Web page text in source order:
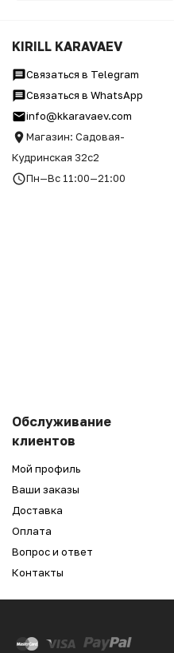
KIRILL KARAVAEV
Связаться в Telegram
Связаться в WhatsApp
info@kkaravaev.com
Магазин: Садовая-
Кудринская 32с2
Пн—Вс 11:00—21:00
Обслуживание
клиентов
Мой профиль
Ваши заказы
Доставка
Оплата
Вопрос и ответ
Контакты